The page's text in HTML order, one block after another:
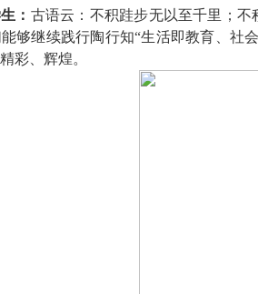
： 古语云：不积跬步无以至千里；
够继续践行陶行知“生活即教育、社
彩、辉煌。